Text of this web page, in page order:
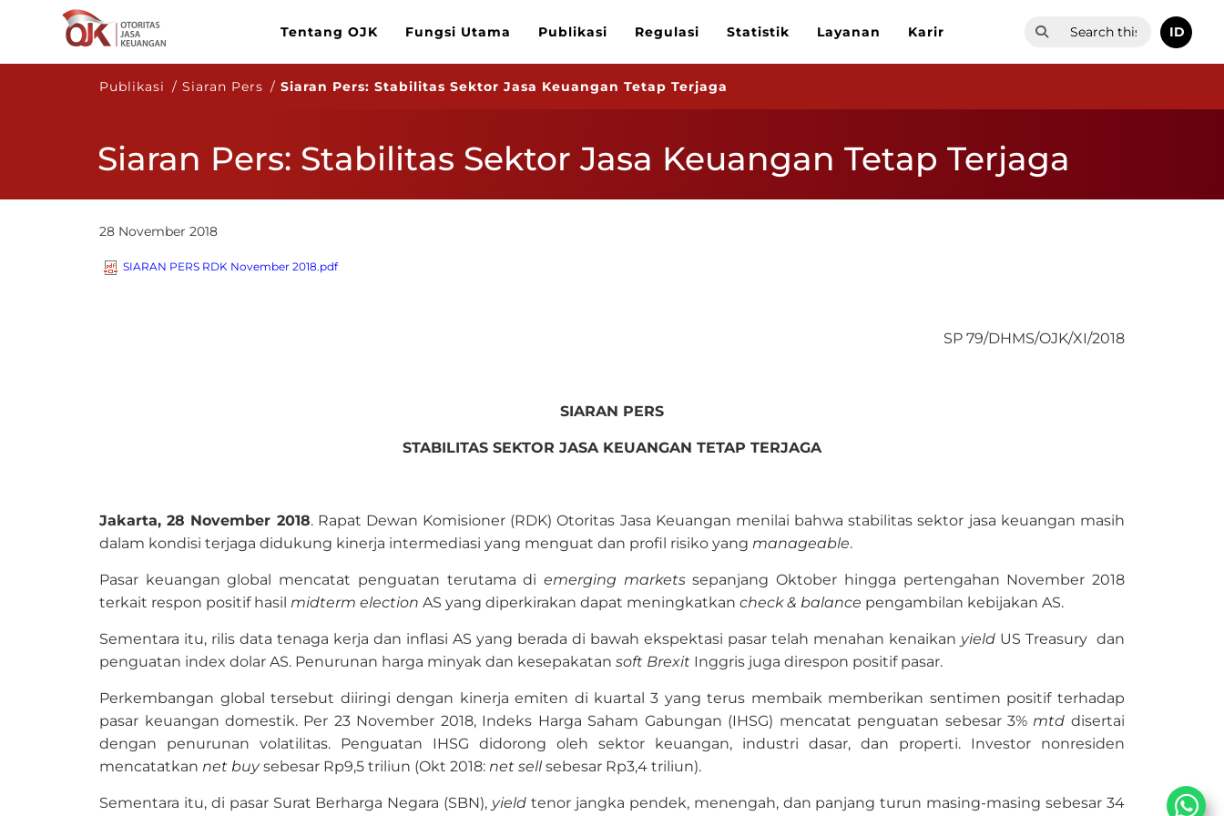
Tentang OJK Fungsi Utama Publikasi Regulasi Statistik Layanan Karir ID
Publikasi / Siaran Pers /Siaran Pers: Stabilitas Sektor Jasa Keuangan Tetap Terjaga
Siaran Pers: Stabilitas Sektor Jasa Keuangan Tetap Terjaga
28 November 2018
SIARAN PERS RDK November 2018.pdf
SP 79/DHMS/OJK/XI/2018
SIARAN PERS
STABILITAS SEKTOR JASA KEUANGAN TETAP TERJAGA
Jakarta, 28 November 2018. Rapat Dewan Komisioner (RDK) Otoritas Jasa Keuangan menilai bahwa stabilitas sektor jasa keuangan masih
dalam kondisi terjaga didukung kinerja intermediasi yang menguat dan profil risiko yangmanageable.
Pasar keuangan global mencatat penguatan terutama di emerging marketssepanjang Oktober hingga pertengahan November 2018
terkait respon positif hasilmidterm electionAS yang diperkirakan dapat meningkatkancheck & balance pengambilan kebijakan AS.
Sementara itu, rilis data tenaga kerja dan inflasi AS yang berada di bawah ekspektasi pasar telah menahan kenaikan yieldUS Treasury dan
penguatan index dolar AS. Penurunan harga minyak dan kesepakatansoft Brexit Inggris juga direspon positif pasar.
Perkembangan global tersebut diiringi dengan kinerja emiten di kuartal 3 yang terus membaik memberikan sentimen positif terhadap
pasar keuangan domestik. Per 23 November 2018, Indeks Harga Saham Gabungan (IHSG) mencatat penguatan sebesar 3%mtd disertai
dengan penurunan volatilitas. Penguatan IHSG didorong oleh sektor keuangan, industri dasar, dan properti. Investor nonresiden
mencatatkannet buysebesar Rp9,5 triliun (Okt 2018:net sellsebesar Rp3,4 triliun).
Sementara itu, di pasar Surat Berharga Negara (SBN), yieldtenor jangka pendek, menengah, dan panjang turun masing-masing sebesar 34